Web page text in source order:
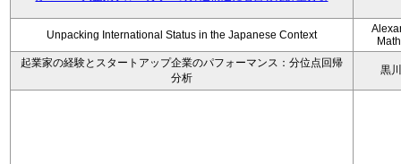
Unpacking International Status in the Japanese Context
起業家の経験とスタートアップ企業のパフォーマンス：分位点回帰
分析
黒